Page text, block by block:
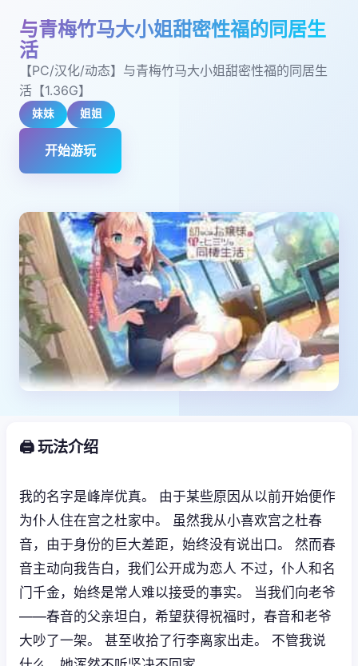
与青梅竹马大小姐甜密性福的同居生
活
【PC/汉化/动态】与青梅竹马大小姐甜密性福的同居生
活【1.36G】
妹妹 姐姐
开始游玩
🖨️ 玩法介绍
我的名字是峰岸优真。 由于某些原因从以前开始便作
为仆人住在宫之杜家中。 虽然我从小喜欢宫之杜春
音，由于身份的巨大差距，始终没有说出口。 然而春
音主动向我告白，我们公开成为恋人 不过，仆人和名
门千金，始终是常人难以接受的事实。 当我们向老爷
——春音的父亲坦白，希望获得祝福时，春音和老爷
大吵了一架。 甚至收拾了行李离家出走。 不管我说